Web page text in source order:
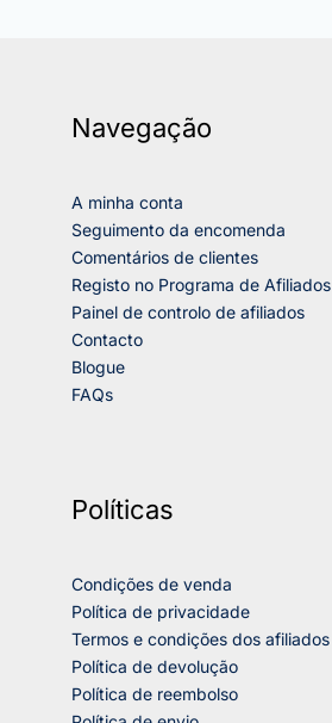
Navegação
A minha conta
Seguimento da encomenda
Comentários de clientes
Registo no Programa de Afiliados
Painel de controlo de afiliados
Contacto
Blogue
FAQs
Políticas
Condições de venda
Política de privacidade
Termos e condições dos afiliados
Política de devolução
Política de reembolso